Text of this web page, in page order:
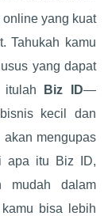
yang kuat
Tahukah kamu
yang dapat
itulah
Biz ID—
kecil dan
mengupas
apa itu Biz ID,
mudah dalam
bisa lebih